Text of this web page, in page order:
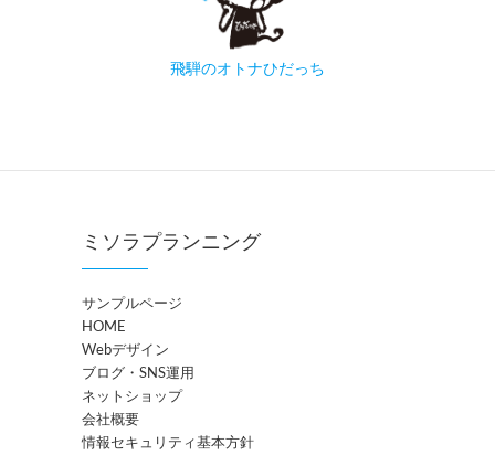
飛騨のオトナひだっち
ミソラプランニング
サンプルページ
HOME
Webデザイン
ブログ・SNS運用
ネットショップ
会社概要
情報セキュリティ基本方針